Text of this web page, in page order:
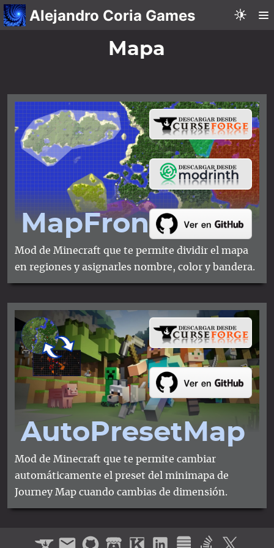
Alejandro Coria Games
Mapa
Map​Frontiers
Mod de Minecraft que te permite dividir el mapa
en regiones y asignarles nombre, color y bandera.
Auto​Preset​Map
Mod de Minecraft que te permite cambiar
automáticamente el preset del minimapa de
Journey Map cuando cambias de dimensión.